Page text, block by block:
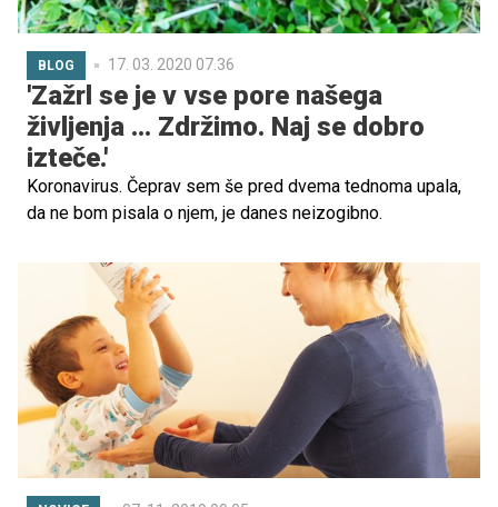
BLOG 17. 03. 2020 07.36
'Zažrl se je v vse pore našega
življenja ... Zdržimo. Naj se dobro
izteče.'
Koronavirus. Čeprav sem še pred dvema tednoma upala,
da ne bom pisala o njem, je danes neizogibno.